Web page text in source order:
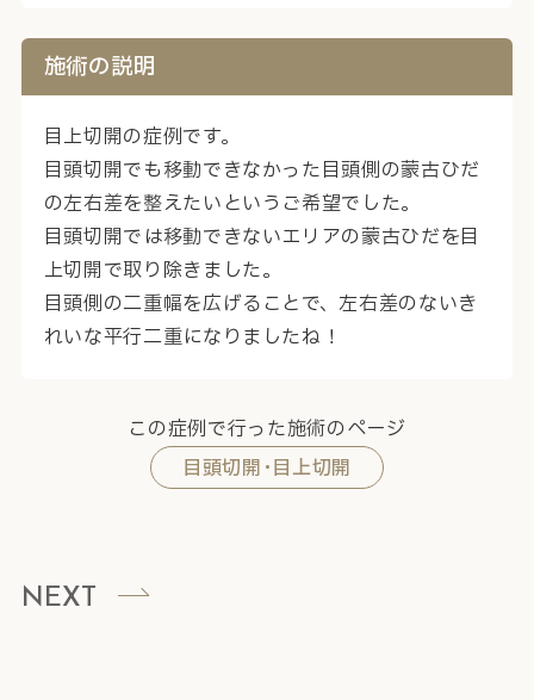
施術の説明
目上切開の症例です。
目頭切開でも移動できなかった目頭側の蒙古ひだ
の左右差を整えたいというご希望でした。
目頭切開では移動できないエリアの蒙古ひだを目
上切開で取り除きました。
目頭側の二重幅を広げることで、左右差のないき
れいな平行二重になりましたね！
この症例で行った施術のページ
目頭切開･目上切開
NEXT